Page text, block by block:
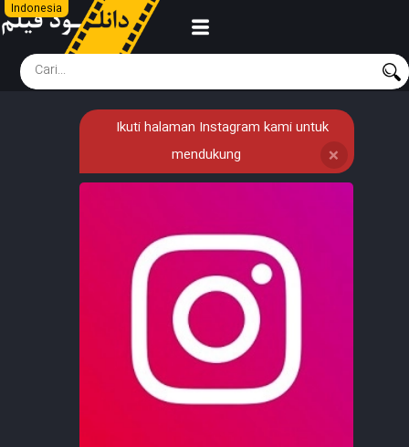
Indonesia
Ikuti halaman Instagram kami untuk
mendukung
❌